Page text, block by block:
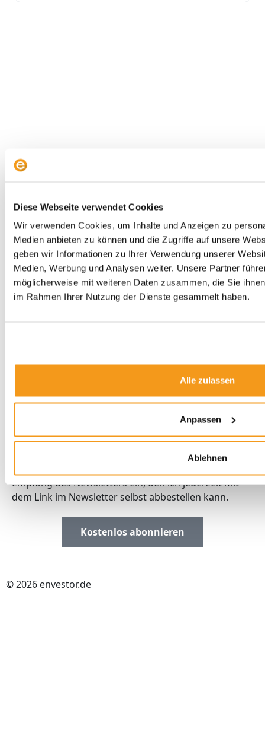
Diese Webseite verwendet Cookies
Wir verwenden Cookies, um Inhalte und Anzeigen zu
Medien anbieten zu können und die Zugriffe auf unsere
geben wir Informationen zu Ihrer Verwendung unserer
Medien, Werbung und Analysen weiter. Unsere Partner
möglicherweise mit weiteren Daten zusammen, die Sie
im Rahmen Ihrer Nutzung der Dienste gesammelt haben.
Alle zulassen
Anpassen
Ablehnen
Envestor GmbH
Opernplatz 14
60313 Frankfurt am Main
Sonstiges
envestor mobil
Mit der Eintragung für den Newsletter bestätigen
Sie, die Verarbeitung ihrer Daten gemäß der
Empfang des Newsletters ein, den ich jederzeit mit
dem Link im Newsletter selbst abbestellen kann.
Kostenlos abonnieren
© 2026 envestor.de